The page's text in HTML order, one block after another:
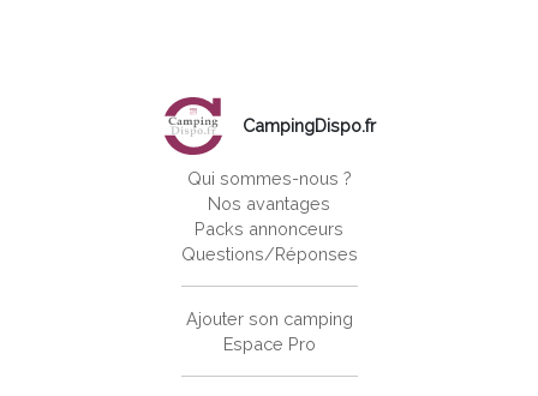
CampingDispo.fr
Qui sommes-nous ?
Nos avantages
Packs annonceurs
Questions/Réponses
Ajouter son camping
Espace Pro